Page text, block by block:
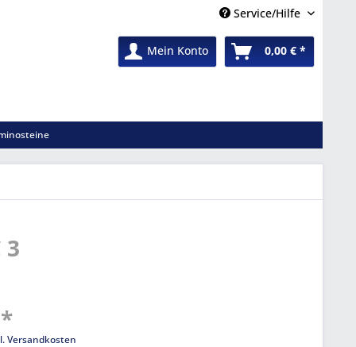
Service/Hilfe
Mein Konto 0,00 € *
Versandkosten